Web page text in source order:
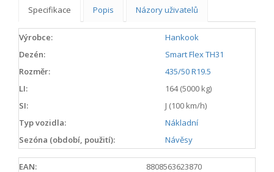
Specifikace Popis Názory uživatelů
Výrobce:
Hankook
Dezén:
Smart Flex TH31
Rozměr:
435/50 R19.5
LI:
164 (5000 kg)
SI:
J (100 km/h)
Typ vozidla:
Nákladní
Sezóna (období, použití):
Návěsy
EAN:
8808563623870